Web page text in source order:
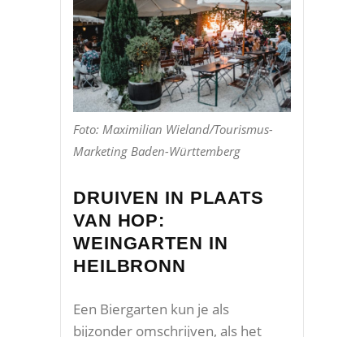
Foto: Maximilian Wieland/Tourismus-
Marketing Baden-Württemberg
DRUIVEN IN PLAATS
VAN HOP:
WEINGARTEN IN
HEILBRONN
Een Biergarten kun je als
bijzonder omschrijven, als het